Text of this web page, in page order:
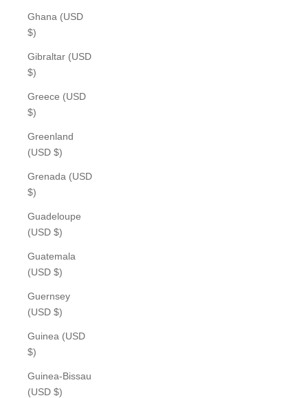
Ghana (USD
$)
Gibraltar (USD
$)
Greece (USD
$)
Greenland
(USD $)
Grenada (USD
$)
Guadeloupe
(USD $)
Guatemala
(USD $)
Guernsey
(USD $)
Guinea (USD
$)
Guinea-Bissau
(USD $)